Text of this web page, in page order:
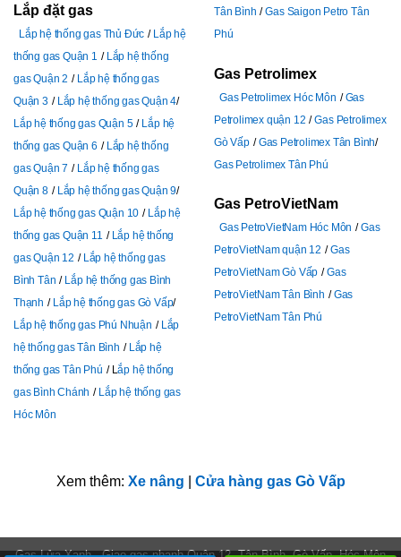
Lắp đặt gas
Lắp hệ thống gas Thủ Đức
Lắp hệ
thống gas Quận 1
Lắp hệ thống
gas Quận 2
Lắp hệ thống gas
Quận 3
Lắp hệ thống gas Quận 4
Lắp hệ thống gas Quận 5
Lắp hệ
thống gas Quận 6
Lắp hệ thống
gas Quận 7
Lắp hệ thống gas
Quận 8
Lắp hệ thống gas Quận 9
Lắp hệ thống gas Quận 10
Lắp hệ
thống gas Quận 11
Lắp hệ thống
gas Quận 12
Lắp hệ thống gas
Bình Tân
Lắp hệ thống gas Bình
Thạnh
Lắp hệ thống gas Gò Vấp
Lắp hệ thống gas Phú Nhuận
Lắp
hệ thống gas Tân Bình
Lắp hệ
thống gas Tân Phú
Lắp hệ thống
gas Bình Chánh
Lắp hệ thống gas
Hóc Môn
Tân Bình
Gas Saigon Petro Tân
Phú
Gas Petrolimex
Gas Petrolimex Hóc Môn
Gas
Petrolimex quận 12
Gas Petrolimex
Gò Vấp
Gas Petrolimex Tân Bình
Gas Petrolimex Tân Phú
Gas PetroVietNam
Gas PetroVietNam Hóc Môn
Gas
PetroVietNam quận 12
Gas
PetroVietNam Gò Vấp
Gas
PetroVietNam Tân Bình
Gas
PetroVietNam Tân Phú
Xem thêm: Xe nâng Cửa hàng gas Gò Vấp